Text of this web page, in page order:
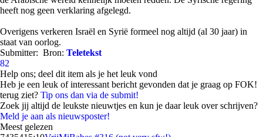
heeft nog geen verklaring afgelegd.
Overigens verkeren Israël en Syrië formeel nog altijd (al 30 jaar) in
staat van oorlog.
Submitter: Bron: Teletekst
82
Help ons; deel dit item als je het leuk vond
Heb je een leuk of interessant bericht gevonden dat je graag op FOK!
terug ziet? Tip ons dan via de submit!
Zoek jij altijd de leukste nieuwtjes en kun je daar leuk over schrijven?
Meld je aan als nieuwsposter!
Meest gelezen